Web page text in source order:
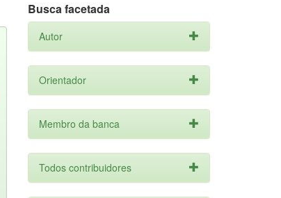
Busca facetada
Autor
Orientador
Membro da banca
Todos contribuidores